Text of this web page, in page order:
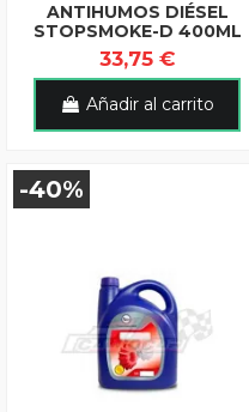
ANTIHUMOS DIÉSEL
STOPSMOKE-D 400ML
33,75 €
Añadir al carrito
-40%